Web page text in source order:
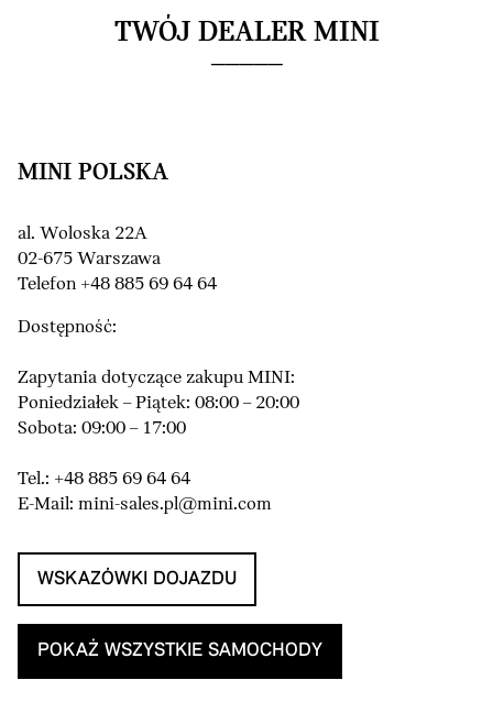
TWÓJ DEALER MINI
MINI POLSKA
al. Woloska 22A
02-675 Warszawa
Telefon +48 885 69 64 64
Dostępność:
Zapytania dotyczące zakupu MINI:
Poniedziałek – Piątek: 08:00 – 20:00
Sobota: 09:00 – 17:00
Tel.: +48 885 69 64 64
E-Mail: mini-sales.pl@mini.com
WSKAZÓWKI DOJAZDU
POKAŻ WSZYSTKIE SAMOCHODY